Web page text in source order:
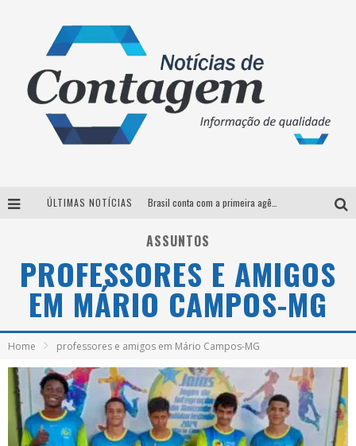
ÚLTIMAS NOTÍCIAS
Votação para o concurso Rainha do Pedro Leopoldo Rodeio Show 2026 é liberada no G1
Suzy Brasil desembarca em Belo Horizonte nesta quinta-feira com o espetáculo “Uma Noite Horripilante”
ASSUNTOS
PROFESSORES E AMIGOS
EM MÁRIO CAMPOS-MG
Home professores e amigos em Mário Campos-MG